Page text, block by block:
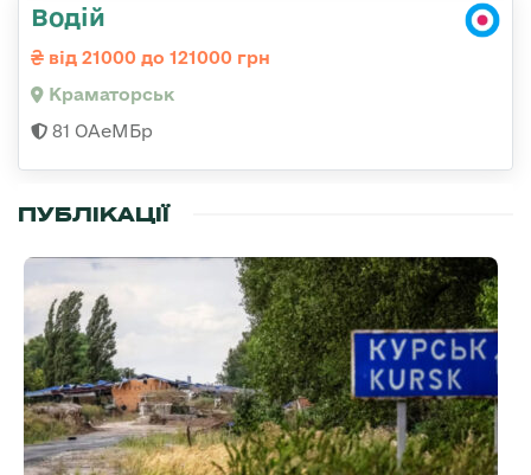
Водій
від 21000 до 121000 грн
Краматорськ
81 ОАеМБр
ПУБЛІКАЦІЇ